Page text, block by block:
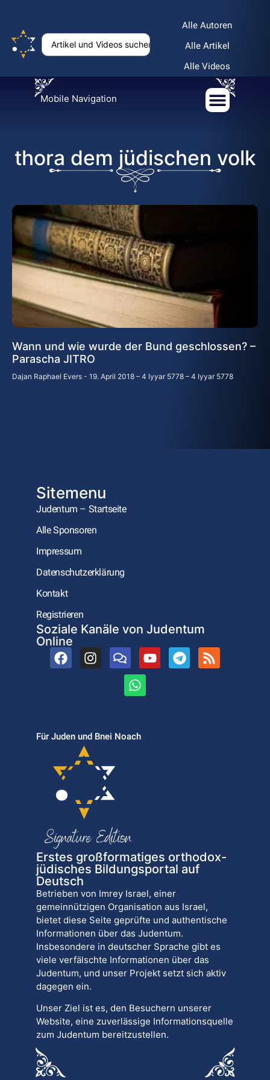
Alle Autoren
Alle Artikel
Alle Videos
Mobile Navigation
thora dem jüdischen volk
Wann und wie wurde der Bund geschlossen? –
Parascha JITRO
Dajan Raphael Evers 19. April 2018 – 4 Iyyar 5778 – 4 Iyyar 5778
Sitemenu
Judentum – Startseite
Alle Sponsoren
Impressum
Datenschutzerklärung
Kontakt
Registrieren
Soziale Kanäle von Judentum
Online
Für Juden und Bnei Noach
Erstes großformatiges orthodox-
jüdisches Bildungsportal auf
Deutsch
Betrieben von Imrey Israel, einer
gemeinnützigen Organisation aus Israel,
bietet diese Seite geprüfte und authentische
Informationen über das Judentum.
Insbesondere in deutscher Sprache gibt es
viele verfälschte Informationen über das
Judentum, und unser Projekt setzt sich aktiv
dagegen ein.
Unser Ziel ist es, den Besuchern unserer
Website, eine zuverlässige Informationsquelle
zum Judentum bereitzustellen.